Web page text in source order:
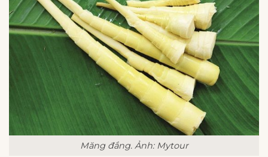
Măng đắng. Ảnh: Mytour